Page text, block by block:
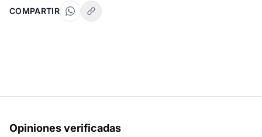
COMPARTIR
Opiniones verificadas